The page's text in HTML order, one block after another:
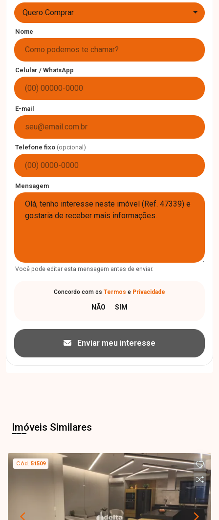
Quero Comprar
Nome
Celular / WhatsApp
E-mail
Telefone fixo (opcional)
Mensagem
Você pode editar esta mensagem antes de enviar.
Concordo com os Termos e Privacidade
Enviar meu interesse
Imóveis Similares
Cód.51509